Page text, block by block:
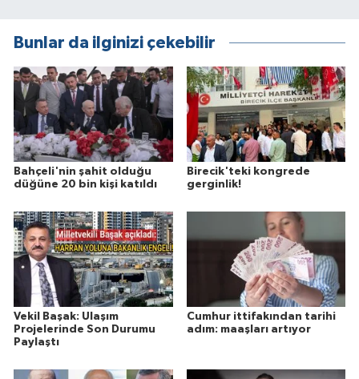
Bunlar da ilginizi çekebilir
Bahçeli'nin şahit olduğu
düğüne 20 bin kişi katıldı
Birecik'teki kongrede
gerginlik!
Vekil Başak: Ulaşım
Projelerinde Son Durumu
Paylaştı
Cumhur ittifakından tarihi
adım: maaşları artıyor